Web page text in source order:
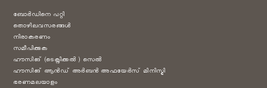
ബോർഡിനെ പറ്റി
തൊഴിലവസരങ്ങൾ
നിരാകരണം
സമീപിക്കുക
ഹൗസിങ് (ടെക്നിക്കൽ ) സെൽ
ഹൗസിങ് ആൻഡ് അർബൻ അഫയേർസ് മിനിസ്ട്രി
ഭരണമലയാളം